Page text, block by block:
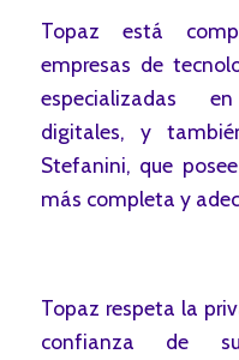
Topaz está
empresas de
especializadas
digitales, y
Stefanini, que
más completa y
Topaz respeta la
confianza de